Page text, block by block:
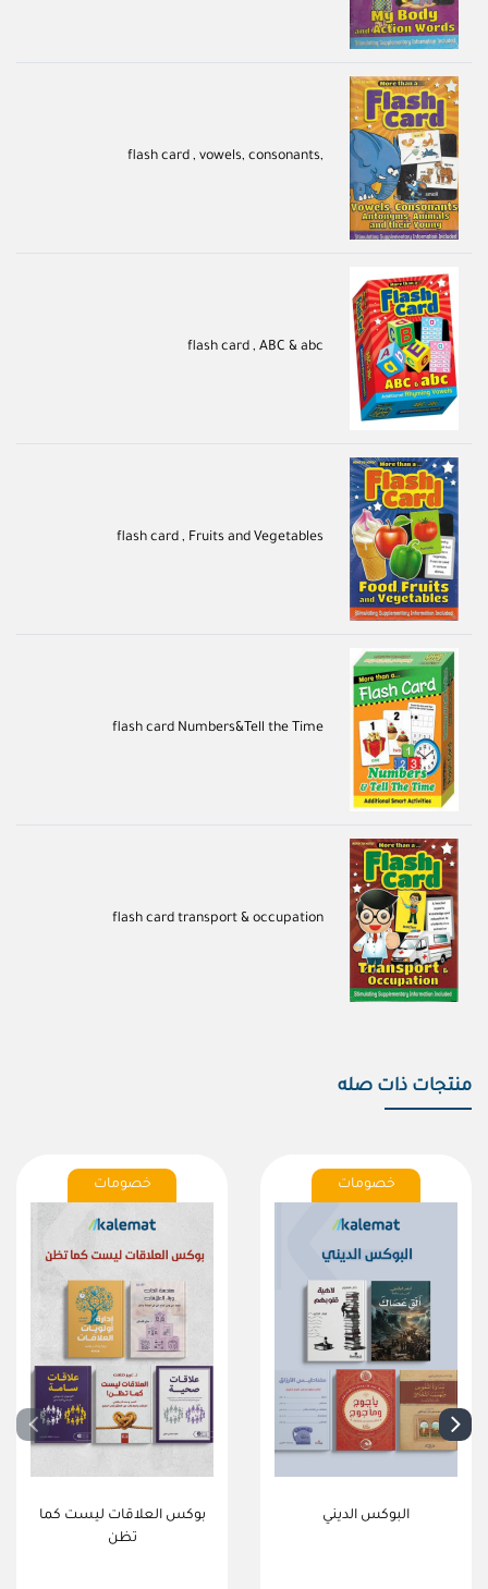
,flash card , vowels, consonants
flash card , ABC & abc
flash card , Fruits and Vegetables
flash card Numbers&Tell the Time
flash card transport & occupation
منتجات ذات صله
خصومات
بوكس العلاقات ليست كما
تظن
خصومات
البوكس الديني